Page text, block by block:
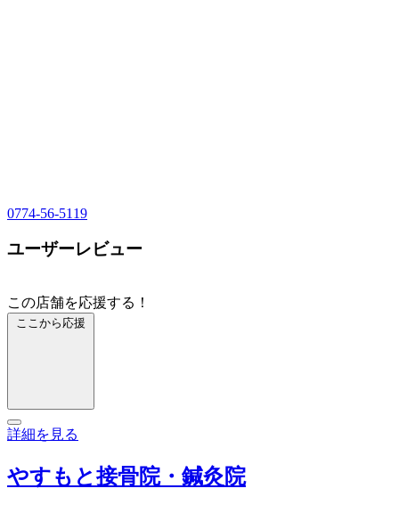
0774-56-5119
ユーザーレビュー
この店舗を応援する！
ここから応援
詳細を見る
やすもと接骨院・鍼灸院